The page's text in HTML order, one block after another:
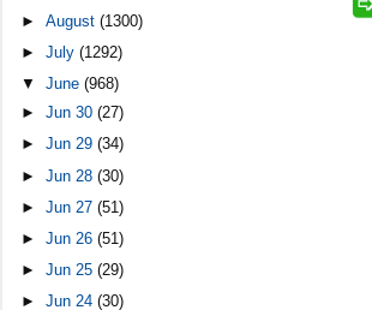
►August(1300)
►July(1292)
▼June(968)
►Jun 30(27)
►Jun 29(34)
►Jun 28(30)
►Jun 27(51)
►Jun 26(51)
►Jun 25(29)
►Jun 24(30)